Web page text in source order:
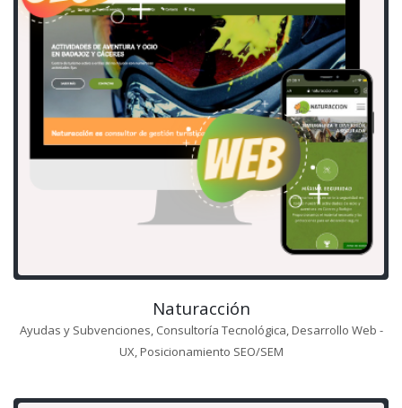
Naturacción
Ayudas y Subvenciones, Consultoría Tecnológica, Desarrollo Web -
UX, Posicionamiento SEO/SEM